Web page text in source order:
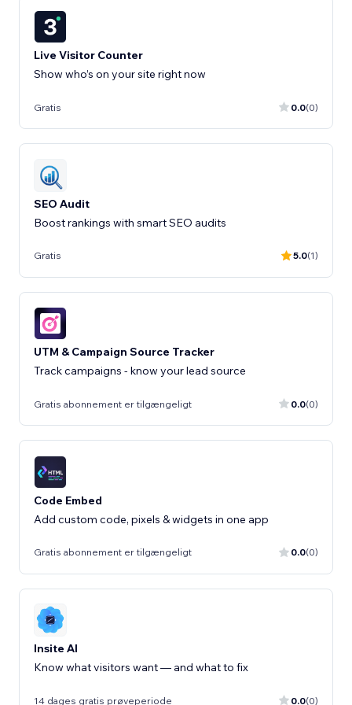
Live Visitor Counter
Show who’s on your site right now
Gratis 0.0(0)
SEO Audit
Boost rankings with smart SEO audits
Gratis 5.0(1)
UTM & Campaign Source Tracker
Track campaigns - know your lead source
Gratis abonnement er tilgængeligt 0.0(0)
Code Embed
Add custom code, pixels & widgets in one app
Gratis abonnement er tilgængeligt 0.0(0)
Insite AI
Know what visitors want — and what to fix
14 dages gratis prøveperiode 0.0(0)